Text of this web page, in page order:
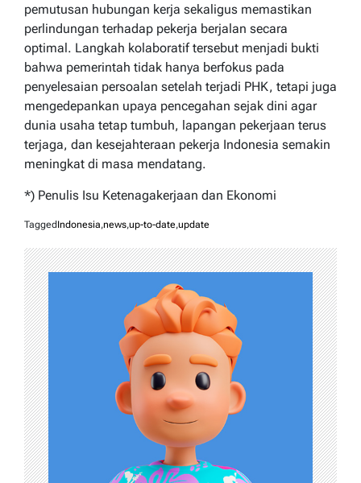
pemutusan hubungan kerja sekaligus memastikan
perlindungan terhadap pekerja berjalan secara
optimal. Langkah kolaboratif tersebut menjadi bukti
bahwa pemerintah tidak hanya berfokus pada
penyelesaian persoalan setelah terjadi PHK, tetapi juga
mengedepankan upaya pencegahan sejak dini agar
dunia usaha tetap tumbuh, lapangan pekerjaan terus
terjaga, dan kesejahteraan pekerja Indonesia semakin
meningkat di masa mendatang.
*) Penulis Isu Ketenagakerjaan dan Ekonomi
Tagged Indonesia,news,up-to-date,update